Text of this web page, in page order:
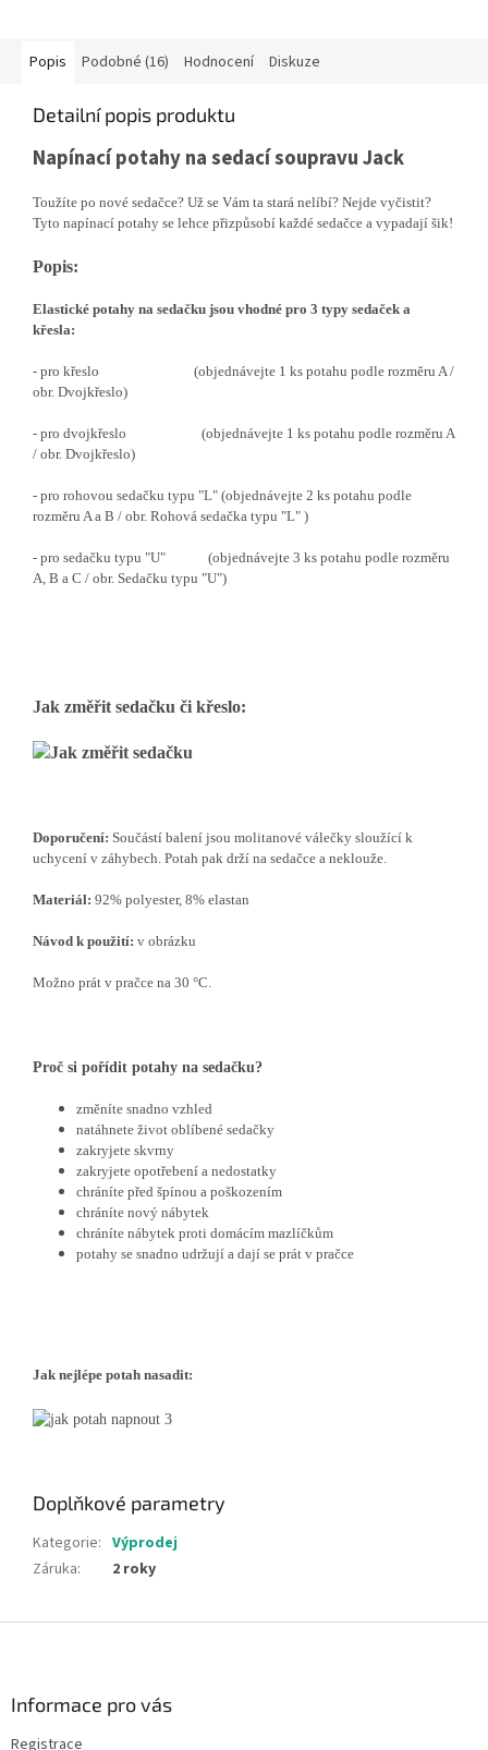
Popis Podobné (16) Hodnocení Diskuze
Detailní popis produktu
Napínací potahy na sedací soupravu Jack
Toužíte po nové sedačce? Už se Vám ta stará nelíbí? Nejde vyčistit?
Tyto napínací potahy se lehce přizpůsobí každé sedačce a vypadají šik!
Popis:
Elastické potahy na sedačku jsou vhodné pro 3 typy sedaček a
křesla:
- pro křeslo (objednávejte 1 ks potahu podle rozměru A /
obr. Dvojkřeslo)
- pro dvojkřeslo (objednávejte 1 ks potahu podle rozměru A
/ obr. Dvojkřeslo)
- pro rohovou sedačku typu "L" (objednávejte 2 ks potahu podle
rozměru A a B / obr. Rohová sedačka typu "L" )
- pro sedačku typu "U" (objednávejte 3 ks potahu podle rozměru
A, B a C / obr. Sedačku typu "U")
Jak změřit sedačku či křeslo:
Doporučení: Součástí balení jsou molitanové válečky sloužící k
uchycení v záhybech. Potah pak drží na sedačce a neklouže.
Materiál: 92% polyester, 8% elastan
Návod k použití: v obrázku
Možno prát v pračce na 30 °C.
Proč si pořídit potahy na sedačku?
změníte snadno vzhled
natáhnete život oblíbené sedačky
zakryjete skvrny
zakryjete opotřebení a nedostatky
chráníte před špínou a poškozením
chráníte nový nábytek
chráníte nábytek proti domácím mazlíčkům
potahy se snadno udržují a dají se prát v pračce
Jak nejlépe potah nasadit:
Doplňkové parametry
Kategorie: Výprodej
Záruka: 2 roky
Informace pro vás
Registrace